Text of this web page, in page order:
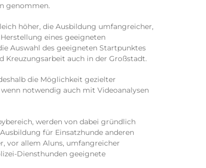
genommen.
höher, die Ausbildung umfangreicher,
eines geeigneten
Auswahl des geeigneten Startpunktes
Kreuzungsarbeit auch in der Großstadt.
die Möglichkeit gezielter
notwendig auch mit Videoanalysen
werden von dabei gründlich
für Einsatzhunde anderen
vor allem Aluns, umfangreicher
Diensthunden geeignete